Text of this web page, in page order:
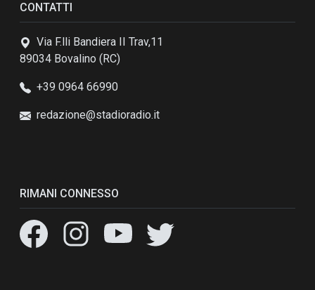
CONTATTI
Via F.lli Bandiera II Trav,11
89034 Bovalino (RC)
+39 0964 66990
redazione@stadioradio.it
RIMANI CONNESSO